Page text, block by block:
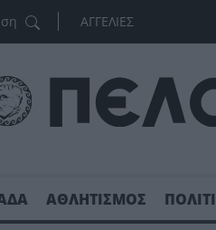
ΑΓΓΕΛΙΕΣ
ΑΘΛΗΤΙΣΜΟΣ